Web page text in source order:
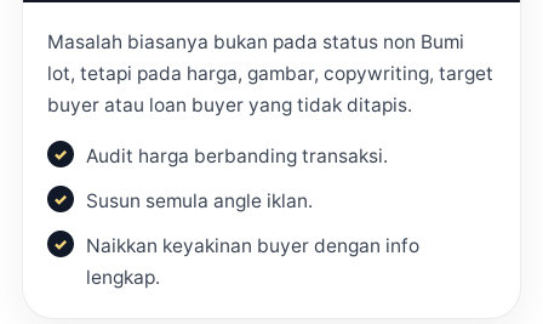
Masalah biasanya bukan pada status non Bumi
lot, tetapi pada harga, gambar, copywriting, target
buyer atau loan buyer yang tidak ditapis.
Audit harga berbanding transaksi.
Susun semula angle iklan.
Naikkan keyakinan buyer dengan info
lengkap.